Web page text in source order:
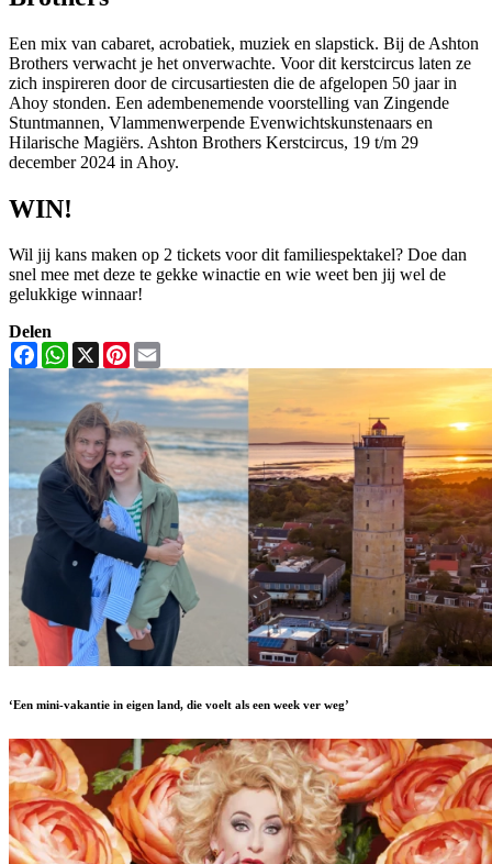
Een mix van cabaret, acrobatiek, muziek en slapstick. Bij de Ashton
Brothers verwacht je het onverwachte. Voor dit kerstcircus laten ze
zich inspireren door de circusartiesten die de afgelopen 50 jaar in
Ahoy stonden. Een adembenemende voorstelling van Zingende
Stuntmannen, Vlammenwerpende Evenwichtskunstenaars en
Hilarische Magiërs. Ashton Brothers Kerstcircus, 19 t/m 29
december 2024 in Ahoy.
WIN!
Wil jij kans maken op 2 tickets voor dit familiespektakel? Doe dan
snel mee met deze te gekke winactie en wie weet ben jij wel de
gelukkige winnaar!
Delen
FacebookWhatsApp
X Pinterest
‘Een mini-vakantie in eigen land, die voelt als een week ver weg’